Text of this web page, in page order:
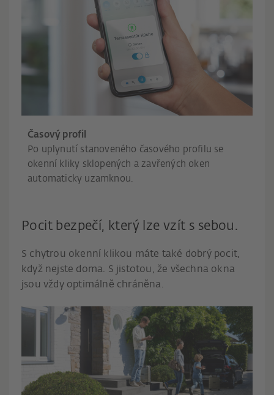
Časový profil
Po uplynutí stanoveného časového profilu se
okenní kliky sklopených a zavřených oken
automaticky uzamknou.
Pocit bezpečí, který lze vzít s sebou.
S chytrou okenní klikou máte také dobrý pocit,
když nejste doma. S jistotou, že všechna okna
jsou vždy optimálně chráněna.